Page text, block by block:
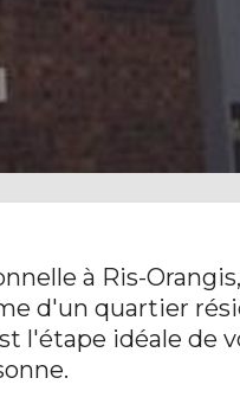
à Ris-
d'un quartier
l'étape idéale de